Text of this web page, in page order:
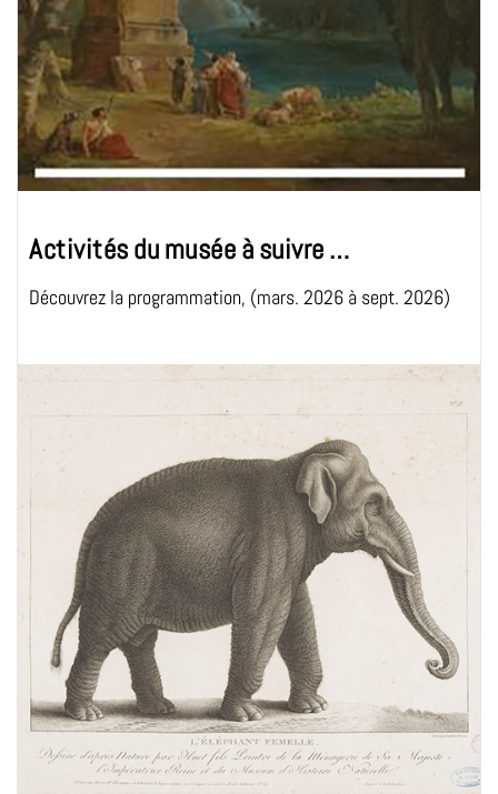
Activités du musée à suivre …
Découvrez la programmation, (mars. 2026 à sept. 2026)